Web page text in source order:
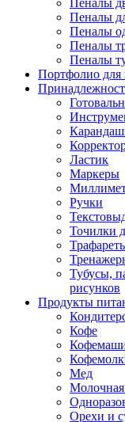
Пеналы
Пеналы
Пеналы
Пеналы
Пеналы
Портфолио для
Ластик
Маркеры
Ручки
Точилки
Тубусы,
рисунков
Продукты
Кофе
Мед
Орехи и